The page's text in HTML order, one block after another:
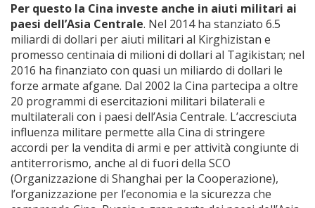
Per questo la Cina investe anche in aiuti militari ai
paesi dell’Asia Centrale. Nel 2014 ha stanziato 6.5
miliardi di dollari per aiuti militari al Kirghizistan e
promesso centinaia di milioni di dollari al Tagikistan; nel
2016 ha finanziato con quasi un miliardo di dollari le
forze armate afgane. Dal 2002 la Cina partecipa a oltre
20 programmi di esercitazioni militari bilaterali e
multilaterali con i paesi dell’Asia Centrale. L’accresciuta
influenza militare permette alla Cina di stringere
accordi per la vendita di armi e per attività congiunte di
antiterrorismo, anche al di fuori della SCO
(Organizzazione di Shanghai per la Cooperazione),
l’organizzazione per l’economia e la sicurezza che